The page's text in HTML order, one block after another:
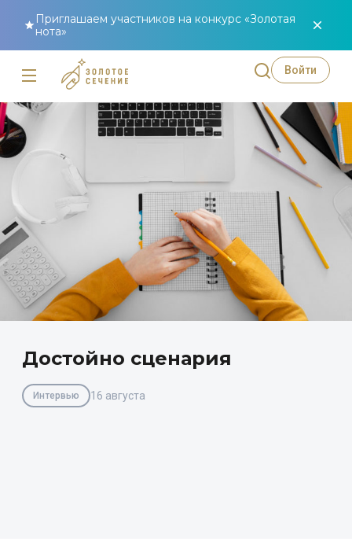
Приглашаем участников на конкурс «Золотая
нота»
Войти
Достойно сценария
Интервью 16 августа